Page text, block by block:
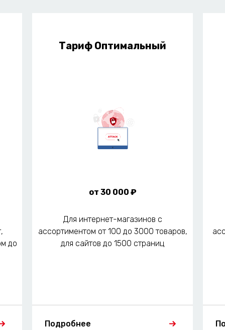
до
Тариф Оптимальный
от 30 000 ₽
Для интернет-магазинов с
ассортиментом от 100 до 3000 товаров,
для сайтов до 1500 страниц
Подробнее